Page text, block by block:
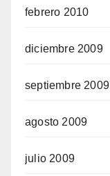
febrero 2010
diciembre 2009
septiembre 2009
agosto 2009
julio 2009